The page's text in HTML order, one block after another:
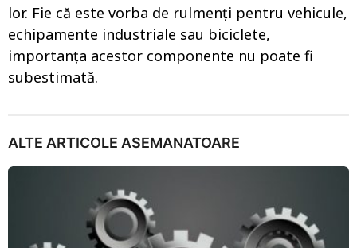
lor. Fie că este vorba de rulmenți pentru vehicule,
echipamente industriale sau biciclete,
importanța acestor componente nu poate fi
subestimată.
ALTE ARTICOLE ASEMANATOARE